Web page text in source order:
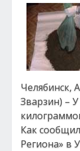
Челябинск,
Зварзин) –
Как
Региона» в